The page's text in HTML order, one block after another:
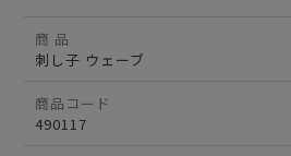
商 品
刺し子 ウェーブ
商品コード
490117